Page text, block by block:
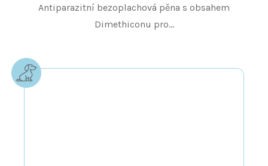
Antiparazitní bezoplachová pěna s obsahem
Dimethiconu pro...